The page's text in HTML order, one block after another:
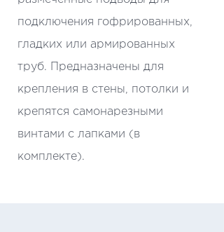
подключения гофрированных,
гладких или армированных
труб. Предназначены для
крепления в стены, потолки и
крепятся самонарезными
винтами с лапками (в
комплекте).